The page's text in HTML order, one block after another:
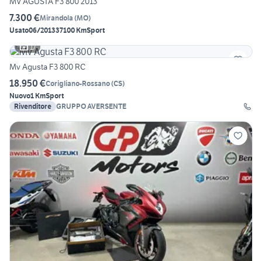
7.300 €Mirandola (MO)
Usato06/201337100 KmSport
17
Mv Agusta F3 800 RC
18.950 €Corigliano-Rossano(CS)
Nuovo1 KmSport
Rivenditore GRUPPO AVERSENTE